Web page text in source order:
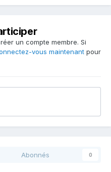
un compte membre. Si
vous maintenant pour
Abonnés 0